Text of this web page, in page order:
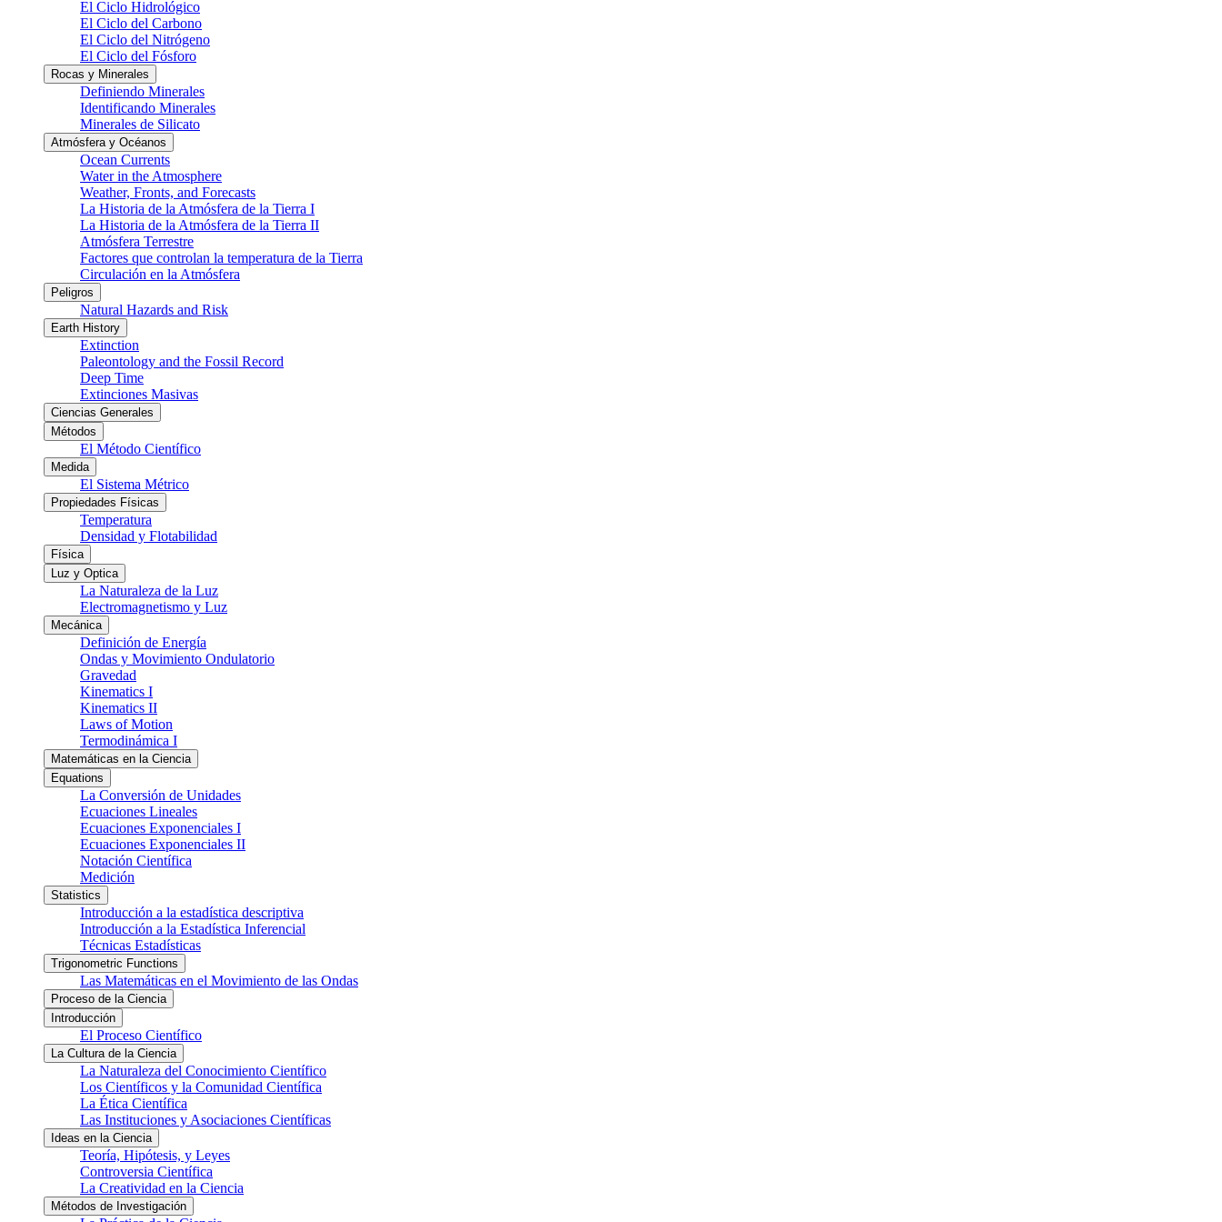
El Ciclo Hidrológico
El Ciclo del Carbono
El Ciclo del Nitrógeno
El Ciclo del Fósforo
Rocas y Minerales
Definiendo Minerales
Identificando Minerales
Minerales de Silicato
Atmósfera y Océanos
Ocean Currents
Water in the Atmosphere
Weather, Fronts, and Forecasts
La Historia de la Atmósfera de la Tierra I
La Historia de la Atmósfera de la Tierra II
Atmósfera Terrestre
Factores que controlan la temperatura de la Tierra
Circulación en la Atmósfera
Peligros
Natural Hazards and Risk
Earth History
Extinction
Paleontology and the Fossil Record
Deep Time
Extinciones Masivas
Ciencias Generales
Métodos
El Método Científico
Medida
El Sistema Métrico
Propiedades Físicas
Temperatura
Densidad y Flotabilidad
Física
Luz y Optica
La Naturaleza de la Luz
Electromagnetismo y Luz
Mecánica
Definición de Energía
Ondas y Movimiento Ondulatorio
Gravedad
Kinematics I
Kinematics II
Laws of Motion
Termodinámica I
Matemáticas en la Ciencia
Equations
La Conversión de Unidades
Ecuaciones Lineales
Ecuaciones Exponenciales I
Ecuaciones Exponenciales II
Notación Científica
Medición
Statistics
Introducción a la estadística descriptiva
Introducción a la Estadística Inferencial
Técnicas Estadísticas
Trigonometric Functions
Las Matemáticas en el Movimiento de las Ondas
Proceso de la Ciencia
Introducción
El Proceso Científico
La Cultura de la Ciencia
La Naturaleza del Conocimiento Científico
Los Científicos y la Comunidad Científica
La Ética Científica
Las Instituciones y Asociaciones Científicas
Ideas en la Ciencia
Teoría, Hipótesis, y Leyes
Controversia Científica
La Creatividad en la Ciencia
Métodos de Investigación